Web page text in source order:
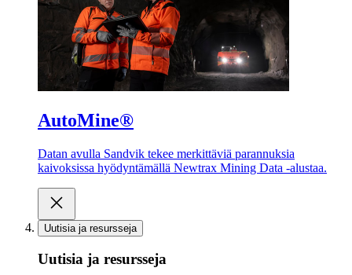
AutoMine®
Datan avulla Sandvik tekee merkittäviä parannuksia
kaivoksissa hyödyntämällä Newtrax Mining Data -alustaa.
Uutisia ja resursseja
Uutisia ja resursseja